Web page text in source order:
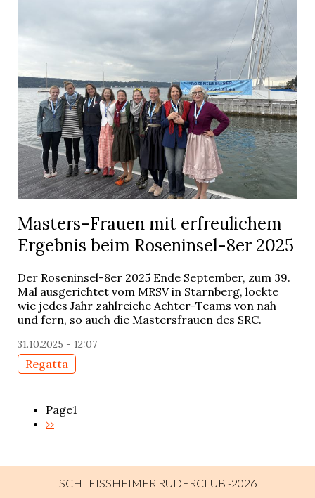
Masters-Frauen mit erfreulichem
Ergebnis beim Roseninsel-8er 2025
Der Roseninsel-8er 2025 Ende September, zum 39.
Mal ausgerichtet vom MRSV in Starnberg, lockte
wie jedes Jahr zahlreiche Achter-Teams von nah
und fern, so auch die Mastersfrauen des SRC.
31.10.2025 - 12:07
Regatta
Pagination
Page1
Next
››
SCHLEISSHEIMER RUDERCLUB -2026